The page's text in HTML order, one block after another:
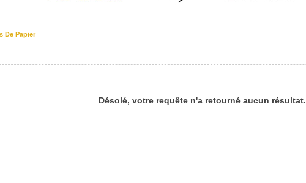
De Papier
Désolé, votre requête n'a retourné aucun résultat.